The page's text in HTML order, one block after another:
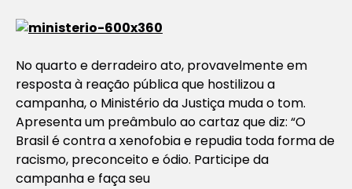
No quarto e derradeiro ato, provavelmente em
resposta à reação pública que hostilizou a
campanha, o Ministério da Justiça muda o tom.
Apresenta um preâmbulo ao cartaz que diz: “O
Brasil é contra a xenofobia e repudia toda forma de
racismo, preconceito e ódio. Participe da
campanha e faça seu